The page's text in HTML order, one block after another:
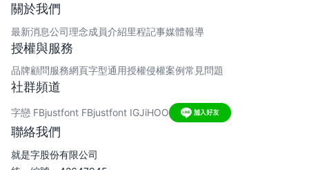
聯絡我們
就是字股份有限公司
關於我們
最新消息公司理念成員介紹里程記事媒體報導
授權與服務
品牌顧問服務網頁字型通用授權侵權案例常見問題
社群頻道
字戀 FBjustfont FBjustfont IGJiHOO